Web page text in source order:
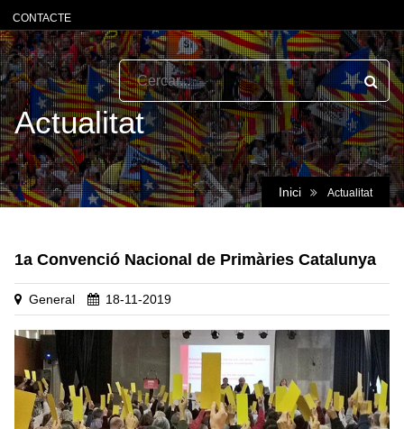
CONTACTE
Inici Actualitat
Actualitat
1a Convenció Nacional de Primàries Catalunya
General 18-11-2019